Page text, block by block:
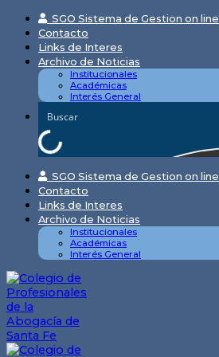
Skip
content
SGO Sistema de Gestion on line
Contacto
Links de Interes
Archivo de Noticias
Institucionales
Académicas
Interés General
SGO Sistema de Gestion on line
Contacto
Links de Interes
Archivo de Noticias
Institucionales
Académicas
Interés General